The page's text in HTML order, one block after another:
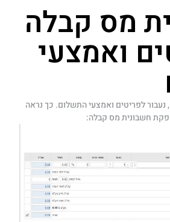
מס קבלה
ואמצעי
נעבור לפריטים ואמצעי התשלום. כך נראה
חשבונית מס קבלה: